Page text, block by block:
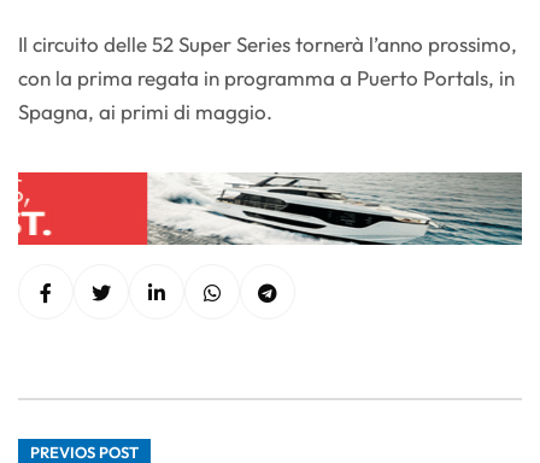
Il circuito delle 52 Super Series tornerà l’anno prossimo,
con la prima regata in programma a Puerto Portals, in
Spagna, ai primi di maggio.
PREVIOS POST